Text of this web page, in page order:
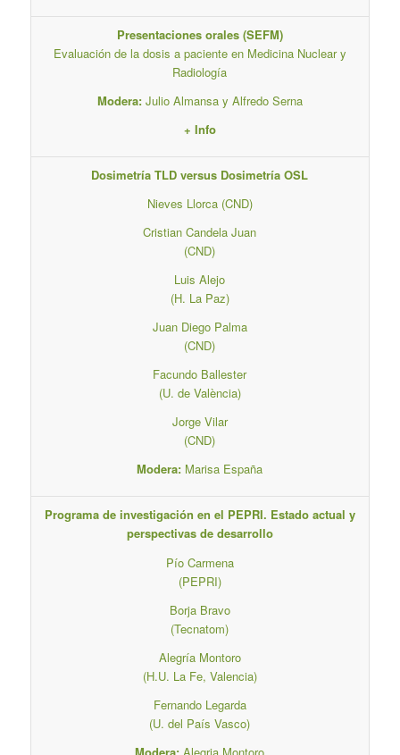
Presentaciones orales (SEFM)
Evaluación de la dosis a paciente en Medicina Nuclear y
Radiología
Modera:Julio Almansa y Alfredo Serna
+ Info
Dosimetría TLD versus Dosimetría OSL
Nieves Llorca (CND)
Cristian Candela Juan
(CND)
Luis Alejo
(H. La Paz)
Juan Diego Palma
(CND)
Facundo Ballester
(U. de València)
Jorge Vilar
(CND)
Modera: Marisa España
Programa de investigación en el PEPRI. Estado actual y
perspectivas de desarrollo
Pío Carmena
(PEPRI)
Borja Bravo
(Tecnatom)
Alegría Montoro
(H.U. La Fe, Valencia)
Fernando Legarda
(U. del País Vasco)